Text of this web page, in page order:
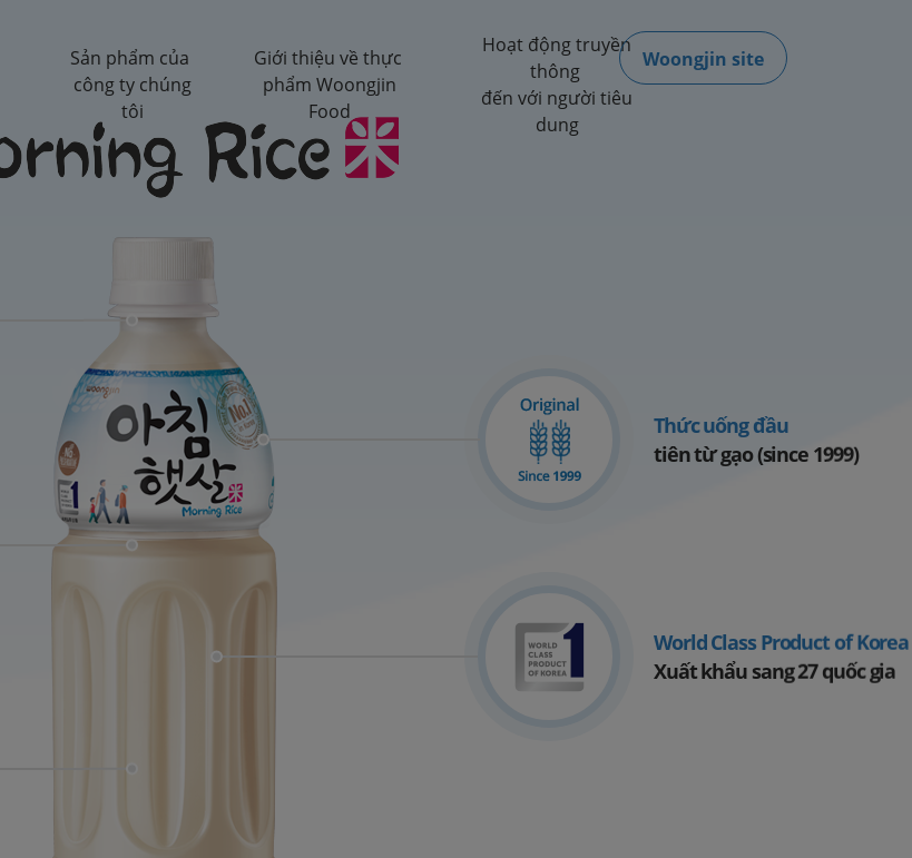
Sản phẩm của
công ty chúng
tôi
Giới thiệu về thực
phẩm Woongjin
Food
Hoạt động truyền
thông
đến với người tiêu
dung
Woongjin site
Thức uống đầu
tiên từ gạo (since 1999)
World ClassProduct of Korea
Xuất khẩu sang27 quốc gia